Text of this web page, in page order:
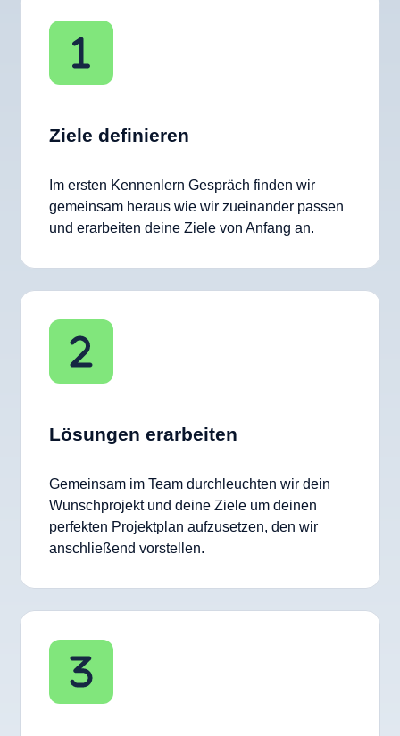
Ziele definieren
Im ersten Kennenlern Gespräch finden wir
gemeinsam heraus wie wir zueinander passen
und erarbeiten deine Ziele von Anfang an.
Lösungen erarbeiten
Gemeinsam im Team durchleuchten wir dein
Wunschprojekt und deine Ziele um deinen
perfekten Projektplan aufzusetzen, den wir
anschließend vorstellen.